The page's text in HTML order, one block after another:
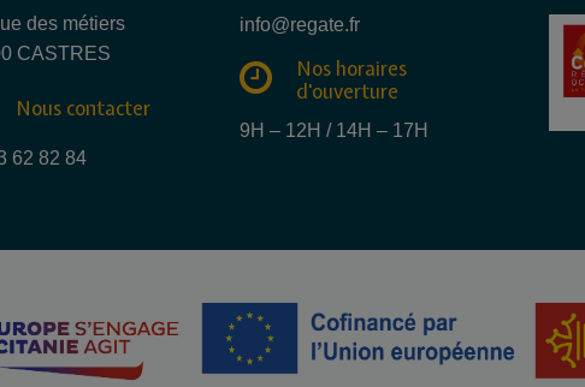
des métiers
CASTRES
Nous contacter
62 82 84
info@regate.fr
Nos horaires
d'ouverture
9H – 12H / 14H – 17H